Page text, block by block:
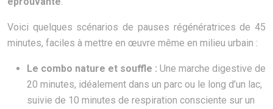
Voici quelques scénarios de pauses régénératrices de 45
minutes, faciles à mettre en œuvre même en milieu urbain :
Le combo nature et souffle : Une marche digestive de
20 minutes, idéalement dans un parc ou le long d’un lac,
suivie de 10 minutes de respiration consciente sur un